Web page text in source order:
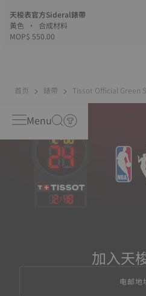
天梭表官方Sideral錶帶
黃色 • 合成材料
MOP$ 550.00
首页 錶帶 Tissot Official Green
Menu
12:48
加入天
电邮地